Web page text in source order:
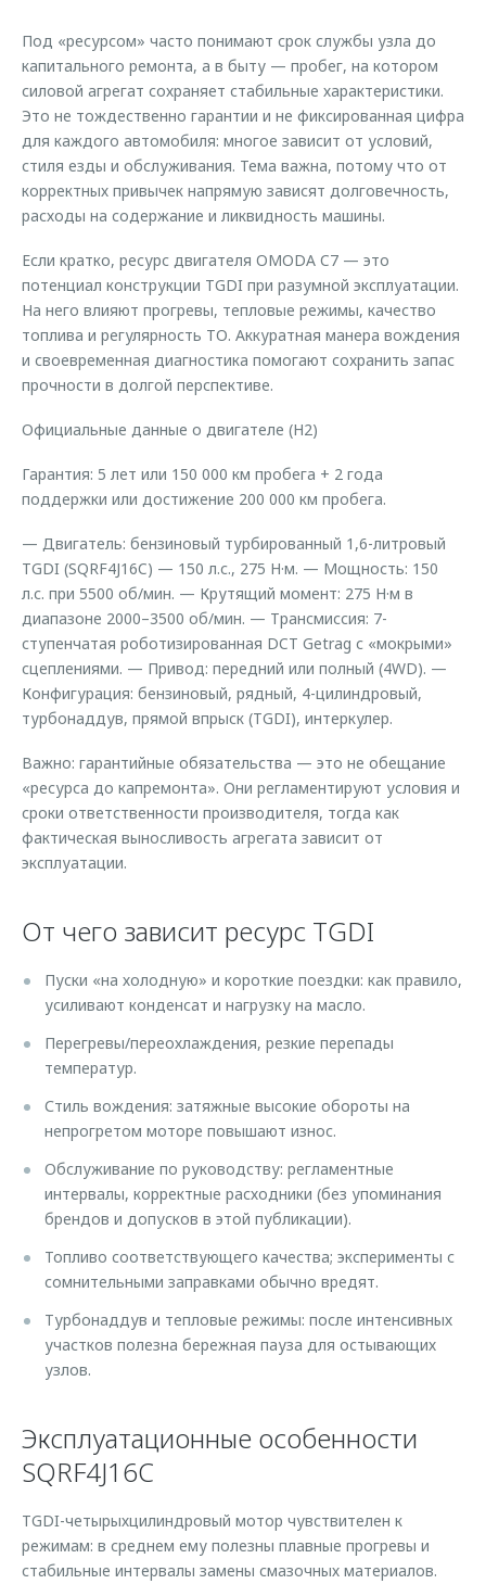
Кредитный калькулятор
Аксессуары
Одежда и сувениры
Оригинальные аксессуары
Запчасти
Калькулятор трейд-ин
Клиентская поддержка
O&J Автоклуб
Клуб владельцев OMODA
Приложение O&J
Аксессуары
Одежда и сувениры
Оригинальные аксессуары
Запчасти
Под «ресурсом» часто понимают срок службы узла до
капитального ремонта, а в быту — пробег, на котором
силовой агрегат сохраняет стабильные характеристики.
Это не тождественно гарантии и не фиксированная цифра
для каждого автомобиля: многое зависит от условий,
стиля езды и обслуживания. Тема важна, потому что от
корректных привычек напрямую зависят долговечность,
расходы на содержание и ликвидность машины.
Если кратко, ресурс двигателя OMODA C7 — это
потенциал конструкции TGDI при разумной эксплуатации.
На него влияют прогревы, тепловые режимы, качество
топлива и регулярность ТО. Аккуратная манера вождения
и своевременная диагностика помогают сохранить запас
прочности в долгой перспективе.
Официальные данные о двигателе (Н2)
Гарантия: 5 лет или 150 000 км пробега + 2 года
поддержки или достижение 200 000 км пробега.
— Двигатель: бензиновый турбированный 1,6-литровый
TGDI (SQRF4J16C) — 150 л.с., 275 Н·м. — Мощность: 150
л.с. при 5500 об/мин. — Крутящий момент: 275 Н·м в
диапазоне 2000–3500 об/мин. — Трансмиссия: 7-
ступенчатая роботизированная DCT Getrag с «мокрыми»
сцеплениями. — Привод: передний или полный (4WD). —
Конфигурация: бензиновый, рядный, 4-цилиндровый,
турбонаддув, прямой впрыск (TGDI), интеркулер.
Важно: гарантийные обязательства — это не обещание
«ресурса до капремонта». Они регламентируют условия и
сроки ответственности производителя, тогда как
фактическая выносливость агрегата зависит от
эксплуатации.
От чего зависит ресурс TGDI
Пуски «на холодную» и короткие поездки: как правило,
усиливают конденсат и нагрузку на масло.
Перегревы/переохлаждения, резкие перепады
температур.
Стиль вождения: затяжные высокие обороты на
непрогретом моторе повышают износ.
Обслуживание по руководству: регламентные
интервалы, корректные расходники (без упоминания
брендов и допусков в этой публикации).
Топливо соответствующего качества; эксперименты с
сомнительными заправками обычно вредят.
Турбонаддув и тепловые режимы: после интенсивных
участков полезна бережная пауза для остывающих
узлов.
Эксплуатационные особенности
SQRF4J16C
TGDI-четырыхцилиндровый мотор чувствителен к
режимам: в среднем ему полезны плавные прогревы и
стабильные интервалы замены смазочных материалов.